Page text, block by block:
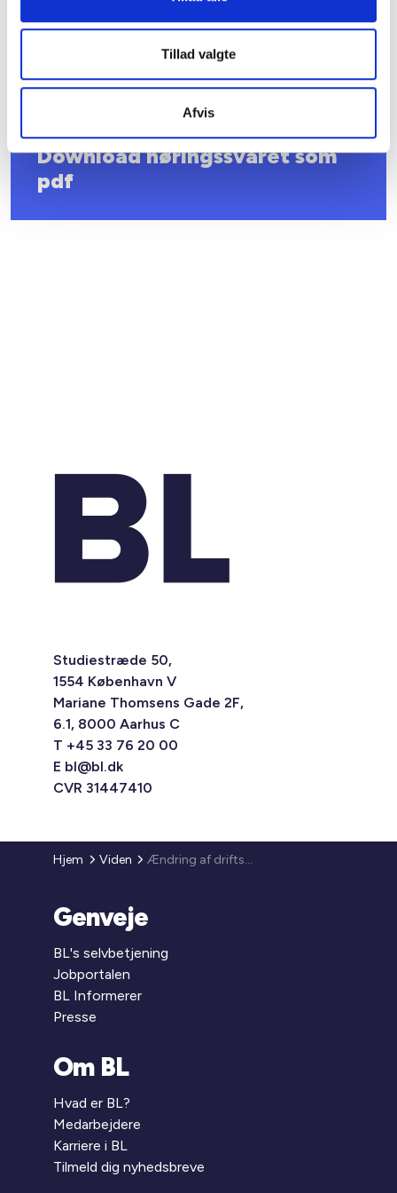
Tillad valgte
Afvis
Med venlig hilsen
Adm. direktør
Download høringssvaret som
pdf
Studiestræde 50,
1554 København V
Mariane Thomsens Gade 2F,
6.1, 8000 Aarhus C
T +45 33 76 20 00
E bl@bl.dk
CVR 31447410
Hjem Viden Ændring af driftsbekendtgørelsen
Genveje
BL's selvbetjening
Jobportalen
BL Informerer
Presse
Om BL
Hvad er BL?
Medarbejdere
Karriere i BL
Tilmeld dig nyhedsbreve